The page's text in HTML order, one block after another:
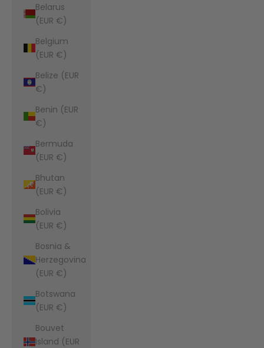
Belarus
(EUR €)
Belgium
(EUR €)
Belize (EUR
€)
Benin (EUR
€)
Bermuda
(EUR €)
Bhutan
(EUR €)
Bolivia
(EUR €)
Bosnia &
Herzegovina
(EUR €)
Botswana
(EUR €)
Bouvet
Island (EUR